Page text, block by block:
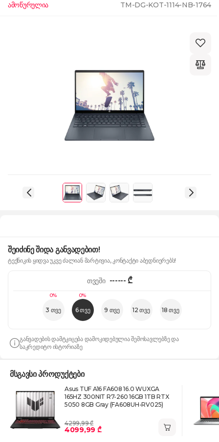
ამოწურულია TM-DG-KOT-1114-NB-1764
შეიძინე შიდა განვადებით!
ტექნიკის ყიდვა უკვე ძალიან მარტივია, კონტაქტი აბედნიერებს!
0%
3 თვე
0%
6 თვე 9 თვე 12 თვე 18 თვე
თვეში ------₾
განვადების დამტკიცება დამოკიდებულია შემოსავლებზე და
საკრედიტო ისტორიაზე
მსგავსი პროდუქტები
Asus TUF A16 FA608 16.0 WUXGA
165HZ 300NIT R7-260 16GB 1TB RTX
5050 8GB Gray (FA608UH-RV025)
4299,99 ₾
4099,99 ₾